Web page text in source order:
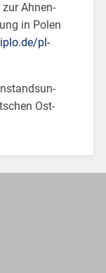
zur Ah­nen­
in Polen
​pl-​
Ost­